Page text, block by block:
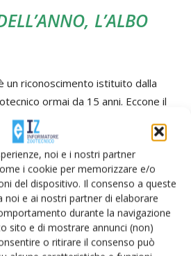
noi e i nostri partner
i cookie per memorizzare e/o
del dispositivo. Il consenso a queste
e ai nostri partner di elaborare
durante la navigazione
sito e di mostrare annunci (non)
o ritirare il consenso può
L’ALBO
un riconoscimento istituito dalla
ormai da 15 anni. Eccone il
2011: il bresciano Gabriele
2012: la cremonese Lara Balestreri.
2013: il modenese Apostolo
il rodigino Luca Marangoni.
2015: il cremonese Paolo Faverzani.